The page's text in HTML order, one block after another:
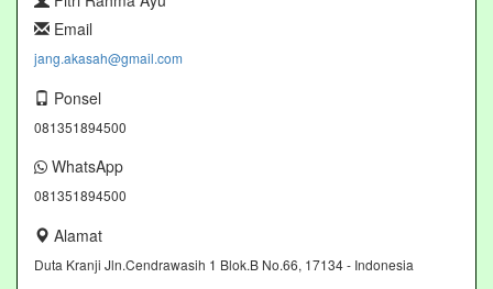
Email
jang.akasah@gmail.com
Ponsel
081351894500
WhatsApp
081351894500
Alamat
Duta Kranji Jln.Cendrawasih 1 Blok.B No.66, 17134 - Indonesia